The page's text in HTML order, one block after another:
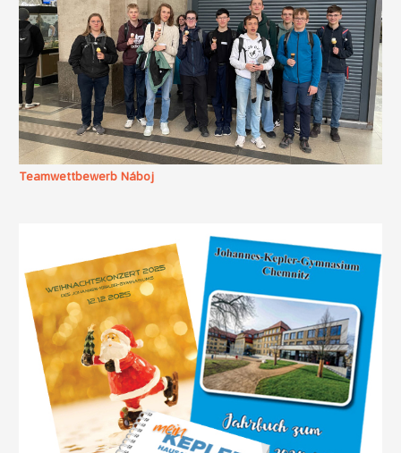
Teamwettbewerb Náboj